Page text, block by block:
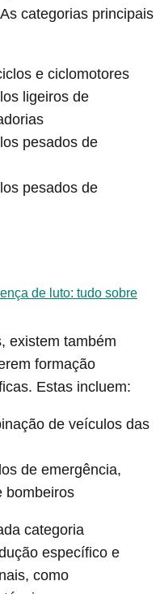
categorias principais
e ciclomotores
ligeiros de
pesados de
pesados de
de luto: tudo sobre
existem também
formação
Estas incluem:
de veículos das
de emergência,
bombeiros
categoria
específico e
como